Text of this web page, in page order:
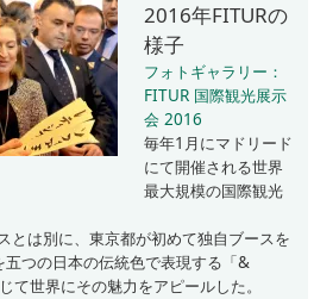
2016年FITURの
様子
フォトギャラリー：
FITUR 国際観光展示
会 2016
毎年1月にマドリード
にて開催される世界
最大規模の国際観光
とは別に、東京都が初めて独自ブースを
つの日本の伝統色で表現する「&
て世界にその魅力をアピールした。